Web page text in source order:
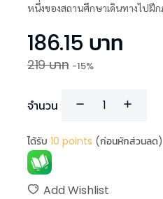
หนึ่งของสถานศึกษาเดินทางไป
186.15 บาท
219บาท -15%
จำนวน
ได้รับ 10 points (ก่อนหักส่วนลด)
Add Wishlist